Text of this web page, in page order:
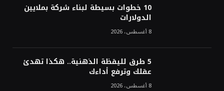
10 خطوات بسيطة لبناء شركة بملايين
الدولارات
8 أغسطس، 2026
5 طرق لليقظة الذهنية.. هكذا تهدئ
عقلك وترفع أداءك
8 أغسطس، 2026